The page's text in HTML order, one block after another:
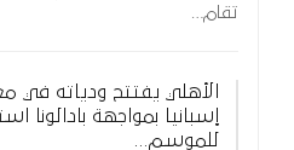
تقام…
الأهلي يفتتح ودياته في
إسبانيا بمواجهة بادالونا
للموسم…